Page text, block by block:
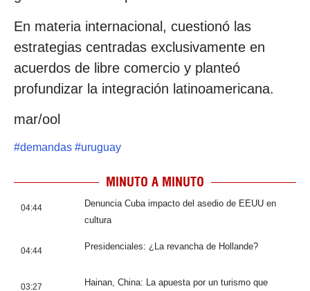
En materia internacional, cuestionó las
estrategias centradas exclusivamente en
acuerdos de libre comercio y planteó
profundizar la integración latinoamericana.
mar/ool
#demandas #uruguay
MINUTO A MINUTO
04:44
Denuncia Cuba impacto del asedio de EEUU en
cultura
04:44 Presidenciales: ¿La revancha de Hollande?
03:27
Hainan, China: La apuesta por un turismo que